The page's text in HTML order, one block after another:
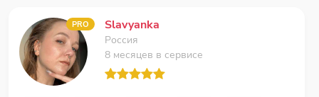
PRO Slavyanka
Россия
8 месяцев в сервисе